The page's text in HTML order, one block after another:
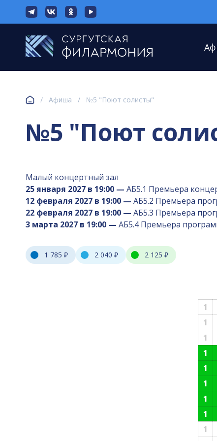
/ Афиша / №5 "Поют солисты"
№5 "Поют
Малый концертный зал
25 января 2027 в 19:00 — АБ5.1 Премьера
12 февраля 2027 в 19:00 — АБ5.2 Премьера
22 февраля 2027 в 19:00 — АБ5.3 Премьера
3 марта 2027 в 19:00 — АБ5.4 Премьера
1 785 ₽ 2 040 ₽ 2 125 ₽
1
1
1
1
1
1
1
1
1